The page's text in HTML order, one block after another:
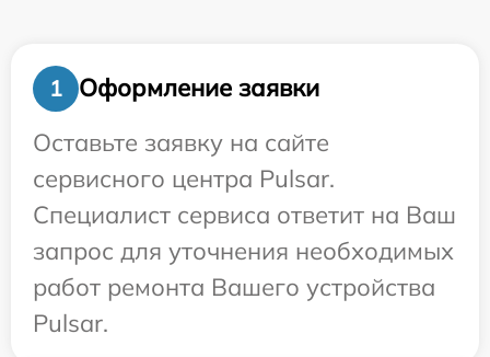
1
Оформление заявки
Оставьте заявку на сайте
сервисного центра Pulsar.
Специалист сервиса ответит на Ваш
запрос для уточнения необходимых
работ ремонта Вашего устройства
Pulsar.